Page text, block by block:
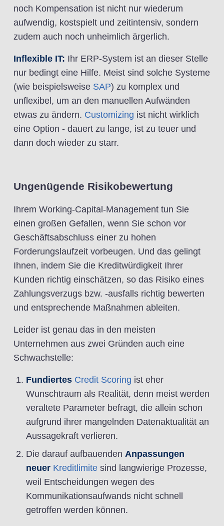
noch Kompensation ist nicht nur wiederum
aufwendig, kostspielt und zeitintensiv, sondern
zudem auch noch unheimlich ärgerlich.
Inflexible IT: Ihr ERP-System ist an dieser Stelle
nur bedingt eine Hilfe. Meist sind solche Systeme
(wie beispielsweise SAP) zu komplex und
unflexibel, um an den manuellen Aufwänden
etwas zu ändern. Customizing ist nicht wirklich
eine Option - dauert zu lange, ist zu teuer und
dann doch wieder zu starr.
Ungenügende Risikobewertung
Ihrem Working-Capital-Management tun Sie
einen großen Gefallen, wenn Sie schon vor
Geschäftsabschluss einer zu hohen
Forderungslaufzeit vorbeugen. Und das gelingt
Ihnen, indem Sie die Kreditwürdigkeit Ihrer
Kunden richtig einschätzen, so das Risiko eines
Zahlungsverzugs bzw. -ausfalls richtig bewerten
und entsprechende Maßnahmen ableiten.
Leider ist genau das in den meisten
Unternehmen aus zwei Gründen auch eine
Schwachstelle:
Fundiertes Credit Scoring ist eher
Wunschtraum als Realität, denn meist werden
veraltete Parameter befragt, die allein schon
aufgrund ihrer mangelnden Datenaktualität an
Aussagekraft verlieren.
Die darauf aufbauenden Anpassungen
neuer Kreditlimite sind langwierige Prozesse,
weil Entscheidungen wegen des
Kommunikationsaufwands nicht schnell
getroffen werden können.